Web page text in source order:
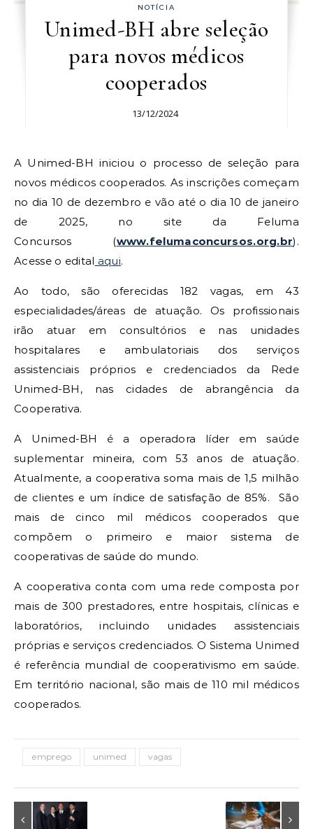
NOTÍCIA
Unimed-BH abre seleção
para novos médicos
cooperados
13/12/2024
A Unimed-BH iniciou o processo de seleção para
novos médicos cooperados. As inscrições começam
no dia 10 de dezembro e vão até o dia 10 de janeiro
de 2025, no site da Feluma
Concursos (www.felumaconcursos.org.br).
Acesse o edital aqui.
Ao todo, são oferecidas 182 vagas, em 43
especialidades/áreas de atuação. Os profissionais
irão atuar em consultórios e nas unidades
hospitalares e ambulatoriais dos serviços
assistenciais próprios e credenciados da Rede
Unimed-BH, nas cidades de abrangência da
Cooperativa.
A Unimed-BH é a operadora líder em saúde
suplementar mineira, com 53 anos de atuação.
Atualmente, a cooperativa soma mais de 1,5 milhão
de clientes e um índice de satisfação de 85%. São
mais de cinco mil médicos cooperados que
compõem o primeiro e maior sistema de
cooperativas de saúde do mundo.
A cooperativa conta com uma rede composta por
mais de 300 prestadores, entre hospitais, clínicas e
laboratórios, incluindo unidades assistenciais
próprias e serviços credenciados. O Sistema Unimed
é referência mundial de cooperativismo em saúde.
Em território nacional, são mais de 110 mil médicos
cooperados.
emprego unimed vagas